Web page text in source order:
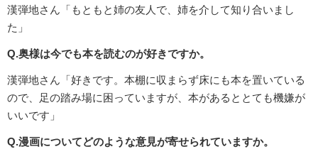
漢弾地さん「もともと姉の友人で、姉を介して知り合いまし
た」
Q.奥様は今でも本を読むのが好きですか。
漢弾地さん「好きです。本棚に収まらず床にも本を置いている
ので、足の踏み場に困っていますが、本があるととても機嫌が
いいです」
Q.漫画についてどのような意見が寄せられていますか。